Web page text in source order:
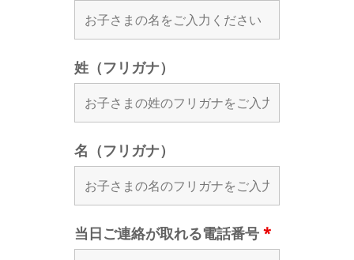
姓（フリガナ）
名（フリガナ）
当日ご連絡が取れる電話番号 *